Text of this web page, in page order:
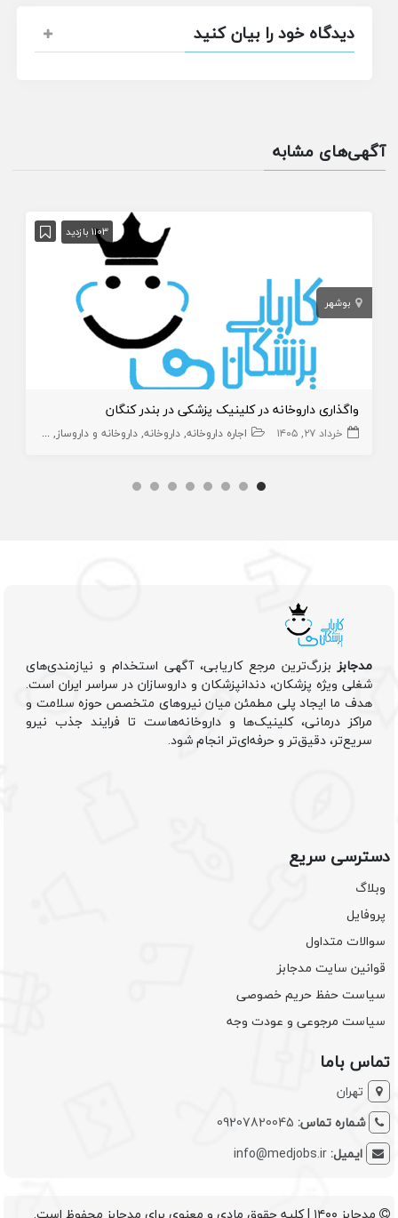
دیدگاه خود را بیان کنید
آگهی‌های مشابه
1103 بازدید
بوشهر
واگذاری داروخانه در کلینیک پزشکی در بندر کنگان
خرداد ۲۷, ۱۴۰۵ اجاره داروخانه داروخانه داروخانه و داروساز اجاره
مدجابزبزرگ‌ترین مرجع کاریابی، آگهی استخدام و نیازمندی‌های
شغلی ویژه پزشکان، دندانپزشکان و داروسازان در سراسر ایران است.
هدف ما ایجاد پلی مطمئن میان نیروهای متخصص حوزه سلامت و
مراکز درمانی، کلینیک‌ها و داروخانه‌هاست تا فرایند جذب نیرو
سریع‌تر، دقیق‌تر و حرفه‌ای‌تر انجام شود.
دسترسی سریع
وبلاگ
پروفایل
سوالات متداول
قوانین سایت مدجابز
سیاست حفظ حریم خصوصی
سیاست مرجوعی و عودت وجه
تماس باما
تهران
شماره تماس: 09207820045
ایمیل:info@medjobs.ir